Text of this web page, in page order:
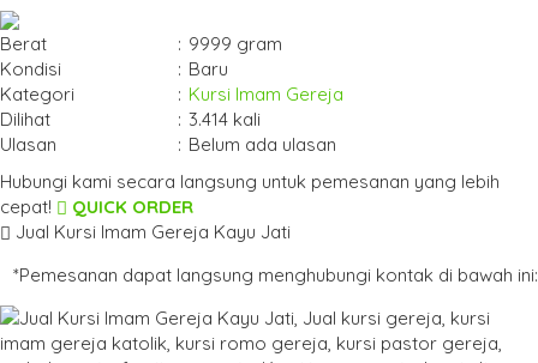
Berat : 9999 gram
Kondisi
: Baru
Kategori
: Kursi Imam Gereja
Dilihat
: 3.414 kali
Ulasan
: Belum ada ulasan
Hubungi kami secara langsung untuk pemesanan yang lebih
cepat!
QUICK ORDER
Jual Kursi Imam Gereja Kayu Jati
*Pemesanan dapat langsung menghubungi kontak di bawah ini: